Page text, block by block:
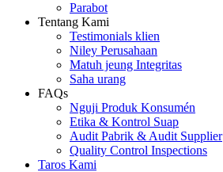
Parabot
Tentang Kami
Testimonials klien
Niley Perusahaan
Matuh jeung Integritas
Saha urang
FAQs
Nguji Produk Konsumén
Etika & Kontrol Suap
Audit Pabrik & Audit Supplier
Quality Control Inspections
Taros Kami